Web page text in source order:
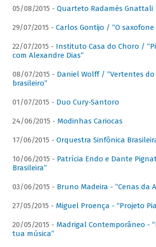
05/08/2015 - Quarteto Radamés Gnattali
29/07/2015 - Carlos Gontijo / “O
22/07/2015 - Instituto Casa do Choro /
com Alexandre Dias”
08/07/2015 - Daniel Wolff / “Vertentes
brasileiro”
01/07/2015 - Duo Cury-Santoro
24/06/2015 - Modinhas Cariocas
17/06/2015 - Orquestra Sinfônica
10/06/2015 - Patrícia Endo e Dante
Brasileira”
03/06/2015 - Bruno Madeira - “Cenas da
27/05/2015 - Miguel Proença - “Projeto
20/05/2015 - Madrigal Contemporâneo -
tua música”